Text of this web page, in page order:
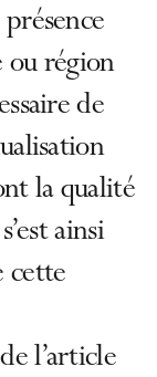
ou région
de
la qualité
ainsi
cette
l’article